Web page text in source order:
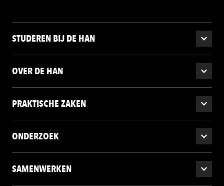
STUDEREN BIJ DE HAN
OVER DE HAN
PRAKTISCHE ZAKEN
ONDERZOEK
SAMENWERKEN